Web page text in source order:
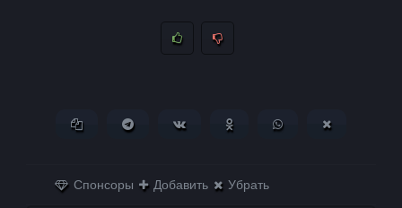
Копировать ссылкуПоделиться в Telegram
Поделиться ВКонтактеПоделиться в
Поделиться в
Спонсоры Добавить Убрать